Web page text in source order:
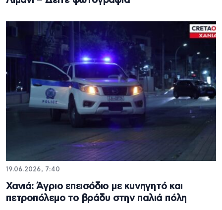
19.06.2026, 7:40
Χανιά: Άγριο επεισόδιο με κυνηγητό και
πετροπόλεμο το βράδυ στην παλιά πόλη